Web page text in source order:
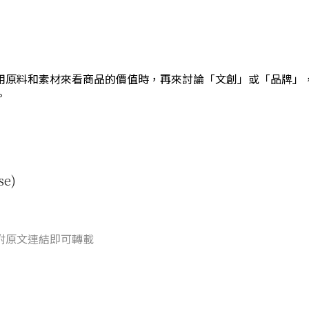
原料和素材來看商品的價值時，再來討論「文創」或「品牌」
原文連結即可轉載